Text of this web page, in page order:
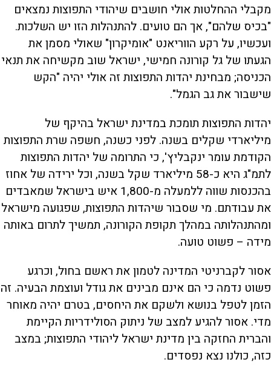
מקבלי ההחלטות אולי חושבים שיהודי התפוצות נמצאים
"בכיס שלהם", אך הם טועים. להתנהלות הזו יש השלכות.
ועכשיו, על רקע הווריאנט "אומיקרון" שאולי מסמן את
הגעתו של גל קורונה חמישי, ישראל שוב מקשיחה את תנאי
הכניסה; מבחינת יהדות התפוצות זה אולי יהיה "הקש
שישבור את גב הגמל".
יהדות התפוצות תומכת במדינת ישראל בהיקף של
מיליארדי שקלים בשנה. לפני כשנה, חשפה שרת התפוצות
הקודמת עומר ינקבליץ', כי התרומה של יהדות התפוצות
לתמ"ג היא כ-58 מיליארד שקל בשנה, וכל ירידה של אחוז
בהכנסות שווה ללמעלה מ-1,800 איש בישראל שמאבדים
את עבודתם. מי שסבור שיהדות התפוצות, שפגועה מישראל
ומהתנהלותה במהלך תקופת הקורונה, תמשיך לתרום באותה
מידה – פשוט טועה.
אסור לקברניטי המדינה לטמון את ראשם בחול, וכרגע
פשוט נדמה כי הם אינם מבינים את גודל ועוצמת הבעיה. זה
הזמן לטפל בנושא ולשקם את היחסים, בטרם יהיה מאוחר
מדי. אסור להגיע למצב של ניתוק הסולידריות הקיימת
והברית החזקה בין מדינת ישראל ליהודי התפוצות; במצב
כזה, כולנו נצא נפסדים.